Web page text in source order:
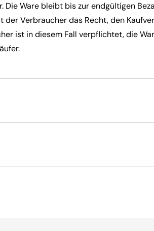
Die Ware bleibt bis zur endgültigen
der Verbraucher das Recht, den
ist in diesem Fall verpflichtet, die